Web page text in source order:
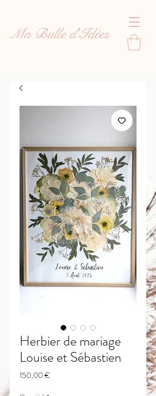
Ma Bulle d'Idées
Herbier de mariage
Louise et Sébastien
150,00 €